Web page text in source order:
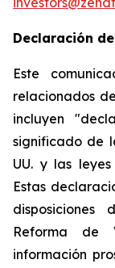
Declaración
Este
relacionados
incluyen
significado de
UU. y las
Estas
Reforma de
información